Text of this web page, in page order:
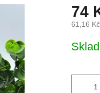
74
61,16
cena: